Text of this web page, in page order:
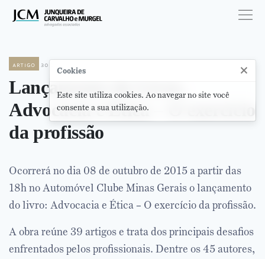
artigo 30 de setembro de 2015
Lançamento do Livro,
Advocacia e Ética – O exercício
da profissão
Ocorrerá no dia 08 de outubro de 2015 a partir das
18h no Automóvel Clube Minas Gerais o lançamento
do livro: Advocacia e Ética – O exercício da profissão.
A obra reúne 39 artigos e trata dos principais desafios
enfrentados pelos profissionais. Dentre os 45 autores,
Cookies ×
Este site utiliza cookies. Ao navegar no site você
consente a sua utilização.